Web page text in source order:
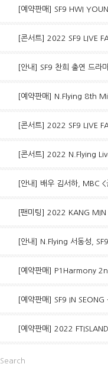
[예약판매] SF9 HWI
[콘서트] 2022 SF9 LIVE
[안내] SF9 찬희 출연 드라
[예약판매] N.Flying 8th
[콘서트] 2022 SF9 LIVE
[콘서트] 2022 N.Flying
[안내] 배우 김서하, MBC <
[팬미팅] 2022 KANG MIN
[안내] N.Flying 서동성,
[예약판매] P1Harmony
[예약판매] SF9 IN
[예약판매] 2022
Search